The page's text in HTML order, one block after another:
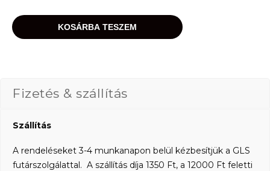
KOSÁRBA TESZEM
Fizetés & szállítás
Szállítás
A rendeléseket 3-4 munkanapon belül kézbesítjük a GLS
futárszolgálattal. A szállítás díja 1350 Ft, a 12000 Ft feletti